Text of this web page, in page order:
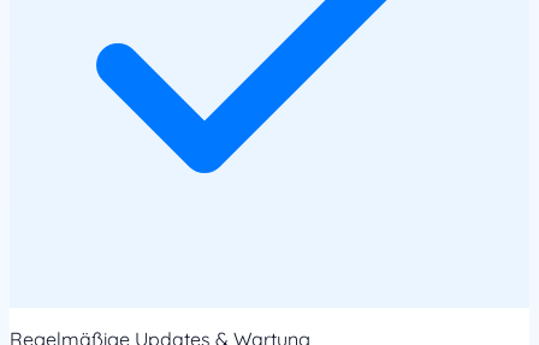
Regelmäßige Updates & Wartung